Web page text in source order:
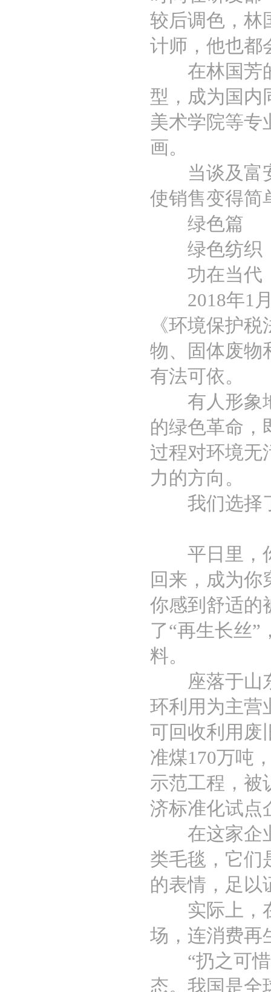
较后调色，林
计师，他也都
在林国芳的
型，成为国内
美术学院等专
画。
当谈及富安
使销售变得简
绿色篇
绿色纺织
功在当代
2018年1月
《环境保护
物、固体废物
有法可依。
有人形象地
的绿色革命，
过程对环境无
力的方向。
我们选择了
平日里，你
回来，成为
你感到舒适
了“再生长丝”
料。
座落于山东
环利用为主营
可回收利用废
准煤170万吨
示范工程，被
济标准化试点
在这家企业
类毛毯，它们
的表情，足以
实际上，在
场，连消费再
“扔之可惜
态。我国是全